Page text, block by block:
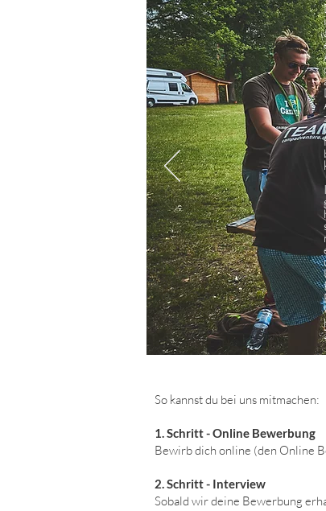
1.
So kannst du bei uns mitmachen:
1. Schritt - Online Bewerbung
Bewirb dich online (den Online
2. Schritt - Interview
Sobald wir deine Bewerbung